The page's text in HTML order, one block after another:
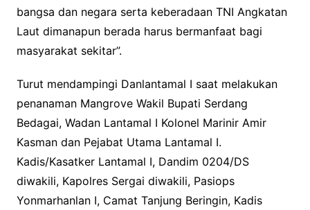
bangsa dan negara serta keberadaan TNI Angkatan
Laut dimanapun berada harus bermanfaat bagi
masyarakat sekitar”.
Turut mendampingi Danlantamal I saat melakukan
penanaman Mangrove Wakil Bupati Serdang
Bedagai, Wadan Lantamal I Kolonel Marinir Amir
Kasman dan Pejabat Utama Lantamal I.
Kadis/Kasatker Lantamal I, Dandim 0204/DS
diwakili, Kapolres Sergai diwakili, Pasiops
Yonmarhanlan I, Camat Tanjung Beringin, Kadis